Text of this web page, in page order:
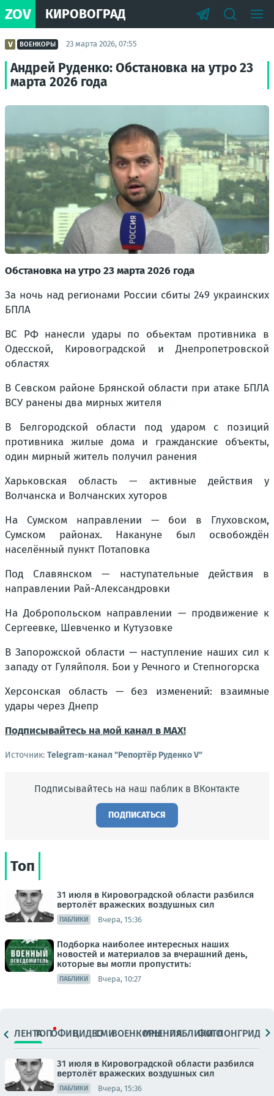
ZOV КИРОВОГРАД
ВОЕНКОРЫ 23 марта 2026, 07:55
Андрей Руденко: Обстановка на утро 23
марта 2026 года
Обстановка на утро 23 марта 2026 года
За ночь над регионами России сбиты 249 украинских
БПЛА
ВС РФ нанесли удары по обьектам противника в
Одесской, Кировоградской и Днепропетровской
областях
В Севском районе Брянской области при атаке БПЛА
ВСУ ранены два мирных жителя
В Белгородской области под ударом с позиций
противника жилые дома и гражданские объекты,
один мирный житель получил ранения
Харьковская область — активные действия у
Волчанска и Волчанских хуторов
На Сумском направлении — бои в Глуховском,
Сумском районах. Накануне был освобождён
населённый пункт Потаповка
Под Славянском — наступательные действия в
направлении Рай-Александровки
На Добропольском направлении — продвижение к
Сергеевке, Шевченко и Кутузовке
В Запорожской области — наступление наших сил к
западу от Гуляйполя. Бои у Речного и Степногорска
Херсонская область — без изменений: взаимные
удары через Днепр
Подписывайтесь на мой канал в MAX!
Источник: Telegram-канал "Репортёр Руденко V"
Подписывайтесь на наш паблик в ВКонтакте
ПОДПИСАТЬСЯ
Топ
31 июля в Кировоградской области разбился
вертолёт вражеских воздушных сил
ПАБЛИКИ Вчера, 15:36
Подборка наиболее интересных наших
новостей и материалов за вчерашний день,
которые вы могли пропустить:
ПАБЛИКИ Вчера, 10:27
ЛЕНТАТОПОФИЦ.ВИДЕОСМИВОЕНКОРЫМНЕНИЯПАБЛИКИ
ФОТОЛОНГРИДЫ
31 июля в Кировоградской области разбился
вертолёт вражеских воздушных сил
ПАБЛИКИ Вчера, 15:36